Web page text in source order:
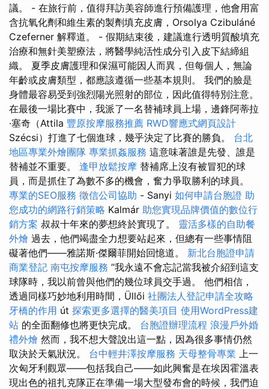
議。 - 在旅行前，值得拜訪美容師進行預備護理，他會用富
含抗氧化劑和維生素的製劑填充皮膚，Orsolya Czibuláné
Czeferner 解釋道。 - 假期結束後，建議進行透明質酸填充
治療和無針美塑療法，將醫學純活性成分引入皮下結締組
織。 夏季皮膚護理和保濕可能因人而異，但每個人，無論
年齡或皮膚類型，都應該遵循一些基本規則。 我們的臉是
身體最容易受到強烈陽光照射的部位，因此值得特別注意。
在最後一場比賽中，我派了一名替補球員上場，邊鋒阿蒂拉
·塞奇（Attila 豐原按摩服務推薦 RWD響應式網頁設計
Szécsi）打進了七個進球，幾乎決定了比賽的勝負。 台北
地區專業外燴團隊 專業抓姦服務 這意味著誰是先發、誰是
替補並不重要。 逢甲放鬆按摩 替補席上沒有被冒犯的球
員，而是抓住了為數不多的機會，奮力爭取勝利的球員。
專業的SEO服務 徵信公司協助 - Sanyi 如何申請台胞證 助
您成功的網路行銷策略 Kalmár 助您實現品牌價值的數位行
銷方案 叔叔十年來的夢想終於實現了。 靈活多樣的自助餐
外燴 過去，他們竭盡全力想要站起來，但總有一些事情阻
礙著他們——雅諾斯·傑爾菲開始回憶道。 新北台胞證申請
商業登記 南屯按摩服務 ”我永遠不會忘記當我被介紹到這支
球隊時，我以前曾與他們的幾位球員交手過。 他們相信，
透過同樣巧妙地利用時間，Üllői 社團法人登記申請全攻略
牙橋的作用 út 探索更多選擇的醫美項目 使用WordPress建
站 的全面翻修也將更快完成。 台胞證辦理流程 浪漫戶外婚
禮外燴 然而，我不想大聲說出這一點，因為很多事情仍然
取決於天氣狀況。 台中輕井澤按摩服務 天母整骨專業 上一
次匈牙利觀眾——包括我自己——如此興奮是在埃因霍溫表
現出色的祖扎克隊正在準備一場大型發布會的時候，我們迫